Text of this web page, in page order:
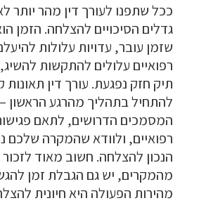
ככל שתפנו לעורך דין מהר יותר
גדלים הסיכויים להצלחה. הזמן
שזמן עובר, עדויות עלולות
רפואיים עלולים להתקשות
תיק חזק נפגעת. עורך דין תאונות
להתחיל בתהליך מהרגע הראשון
המסמכים הדרושים, לתאם
רפואיים, ולוודא שהמקרה
הנכון להצלחה. חשוב מאוד
מהמקרים, יש גם הגבלת זמן
מהירות הפעולה היא חיונית